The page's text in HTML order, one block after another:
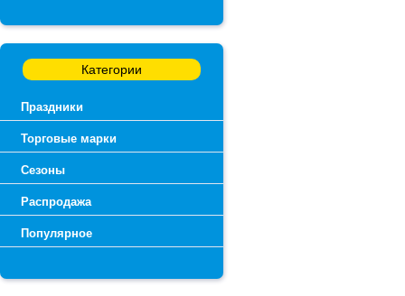
Категории
Праздники
Торговые марки
Сезоны
Распродажа
Популярное